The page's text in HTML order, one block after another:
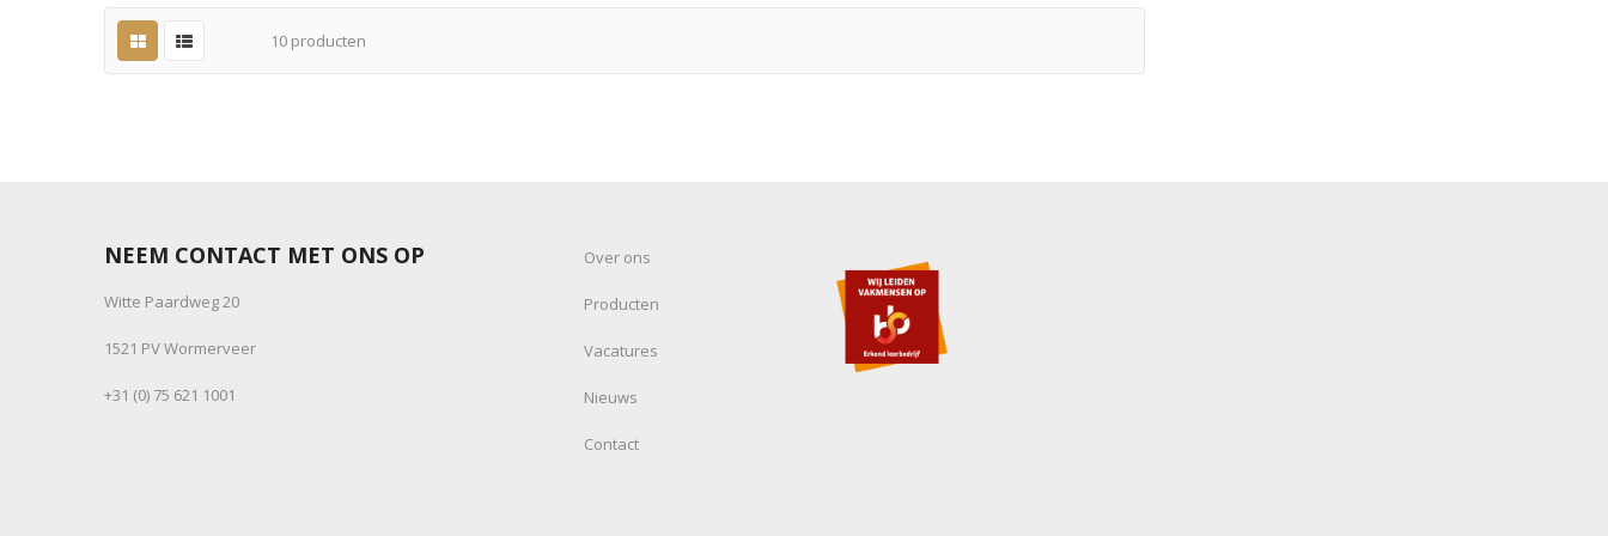
10 producten
NEEM CONTACT MET ONS OP
Witte Paardweg 20
1521 PV Wormerveer
+31 (0) 75 621 1001
Over ons
Producten
Vacatures
Nieuws
Contact